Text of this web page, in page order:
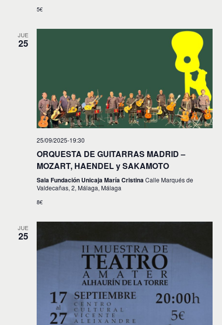
5€
JUE
25
25/09/2025-19:30
ORQUESTA DE GUITARRAS MADRID –
MOZART, HAENDEL y SAKAMOTO
Sala Fundación Unicaja María CristinaCalle Marqués de
Valdecañas, 2, Málaga, Málaga
8€
JUE
25